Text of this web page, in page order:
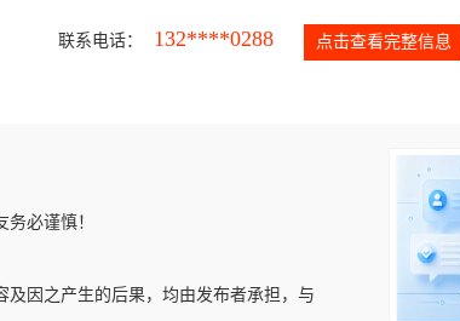
联系电话： 132****0288 点击查看完整信息
必谨慎！
因之产生的后果，均由发布者承担，与